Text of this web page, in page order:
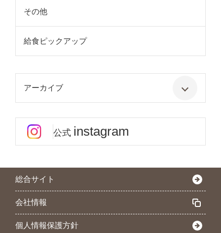
その他
給食ピックアップ
アーカイブ
公式 instagram
総合サイト
会社情報
個人情報保護方針